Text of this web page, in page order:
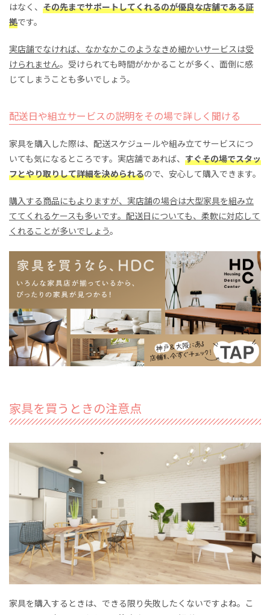
はなく、 その先までサポートしてくれるのが優良な店舗である証
拠です。
実店舗でなければ、なかなかこのようなきめ細かいサービスは受
けられません。受けられても時間がかかることが多く、面倒に感
じてしまうことも多いでしょう。
配送日や組立サービスの説明をその場で詳しく聞ける
家具を購入した際は、配送スケジュールや組み立てサービスにつ
いても気になるところです。実店舗であれば、 すぐその場でスタッ
フとやり取りして詳細を決められるので、安心して購入できます。
購入する商品にもよりますが、実店舗の場合は大型家具を組み立
ててくれるケースも多いです。配送日についても、柔軟に対応して
くれることが多いでしょう。
家具を買うときの注意点
家具を購入するときは、できる限り失敗したくないですよね。こ